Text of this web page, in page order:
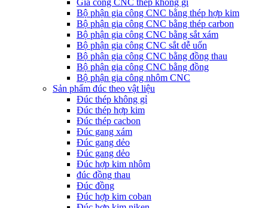
Bộ phận gia công CNC bằng thép hợp kim
Bộ phận gia công CNC bằng thép carbon
Bộ phận gia công CNC bằng sắt xám
Bộ phận gia công CNC sắt dễ uốn
Bộ phận gia công CNC bằng đồng thau
Bộ phận gia công CNC bằng đồng
Bộ phận gia công nhôm CNC
Sản phẩm đúc theo vật liệu
Đúc thép không gỉ
Đúc thép hợp kim
Đúc thép cacbon
Đúc gang xám
Đúc gang dẻo
Đúc gang dẻo
Đúc hợp kim nhôm
đúc đồng thau
Đúc đồng
Đúc hợp kim coban